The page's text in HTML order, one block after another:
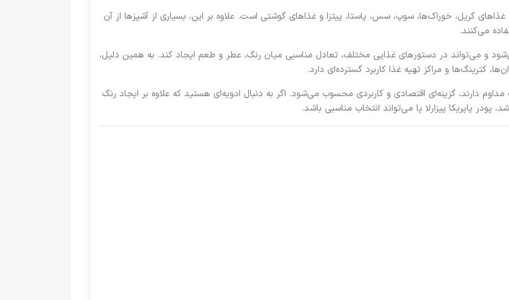
غذاهای گریل، خوراک‌ها، سوپ، سس، پاستا، پیتزا و غذاهای گوشتی است. علاوه بر این، بسیاری از آشپزها از آن
می‌کنند.
می‌شود و می‌تواند در دستورهای غذایی مختلف، تعادل مناسبی میان رنگ، عطر و طعم ایجاد کند. به همین دلیل،
کترینگ‌ها و مراکز تهیه غذا کاربرد گسترده‌ای دارد.
مصرف مداوم دارند، گزینه‌ای اقتصادی و کاربردی محسوب می‌شود. اگر به دنبال ادویه‌ای هستید که علاوه بر ایجاد رنگ
پاپریکا پیزارلا پا می‌تواند انتخاب مناسبی باشد.